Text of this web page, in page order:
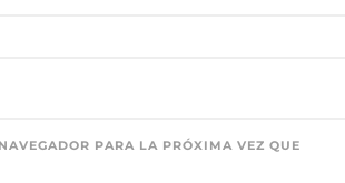
PARA LA PRÓXIMA VEZ QUE